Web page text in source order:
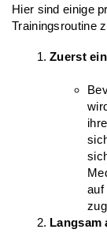
Hier sind einige
Trainingsroutine
Zuerst
auf
Langsam